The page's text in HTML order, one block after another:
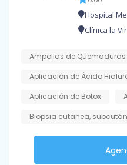
Hospital
Clínica la
Ampollas de Quemaduras
Aplicación de Ácido
Aplicación de Botox
Biopsia cutánea,